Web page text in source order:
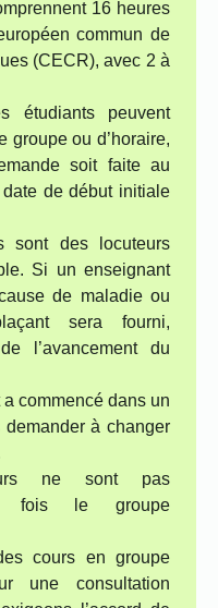
16 heures
commun de
(CECR), avec 2 à
étudiants peuvent
groupe ou d’horaire,
soit faite au
de début initiale
sont des locuteurs
Si un enseignant
de maladie ou
sera fourni,
l’avancement du
commencé dans un
à changer
ne sont pas
fois le groupe
cours en groupe
une consultation